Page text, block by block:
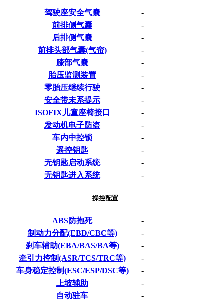
驾驶座安全气囊
-
前排侧气囊
-
后排侧气囊
-
前排头部气囊(气帘)
-
膝部气囊
-
胎压监测装置
-
零胎压继续行驶
-
安全带未系提示
-
ISOFIX儿童座椅接口
-
发动机电子防盗
-
车内中控锁
-
遥控钥匙
-
无钥匙启动系统
-
无钥匙进入系统
-
操控配置
ABS防抱死
-
制动力分配(EBD/CBC等)
-
刹车辅助(EBA/BAS/BA等)
-
牵引力控制(ASR/TCS/TRC等)
-
车身稳定控制(ESC/ESP/DSC等)
-
上坡辅助
-
自动驻车
-